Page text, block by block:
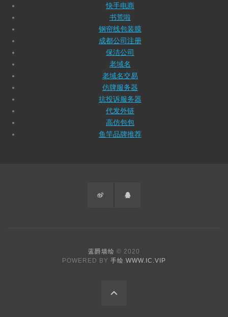
快手电商
书荒啦
钢帘线包装膜
成都公司注册
保洁公司
老域名
老域名交易
仿牌服务器
抗投诉服务器
代发外链
高仿包包
鱼竿品牌推荐
微 QQ
蓝爵墙绘 © 2020
POWERED BY 手绘 .WWW.IC.VIP
回